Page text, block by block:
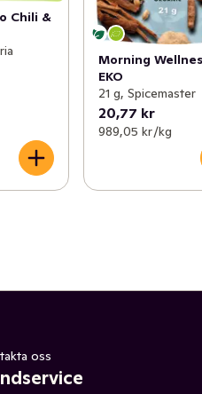
Chili &
Morning
EKO
21 g, Spicemaster
20,77 kr
989,05 kr /kg
oss